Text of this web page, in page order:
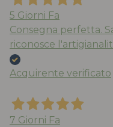
5 Giorni Fa
Consegna perfetta.
riconosce
Acquirente verificato
7 Giorni Fa